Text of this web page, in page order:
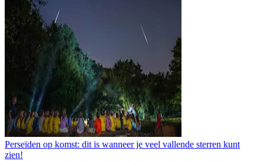
Perseïden op komst: dit is wanneer je veel vallende sterren kunt
zien!